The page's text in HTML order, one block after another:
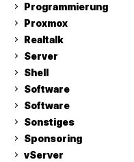
Programmierung
Proxmox
Realtalk
Server
Shell
Software
Software
Sonstiges
Sponsoring
vServer